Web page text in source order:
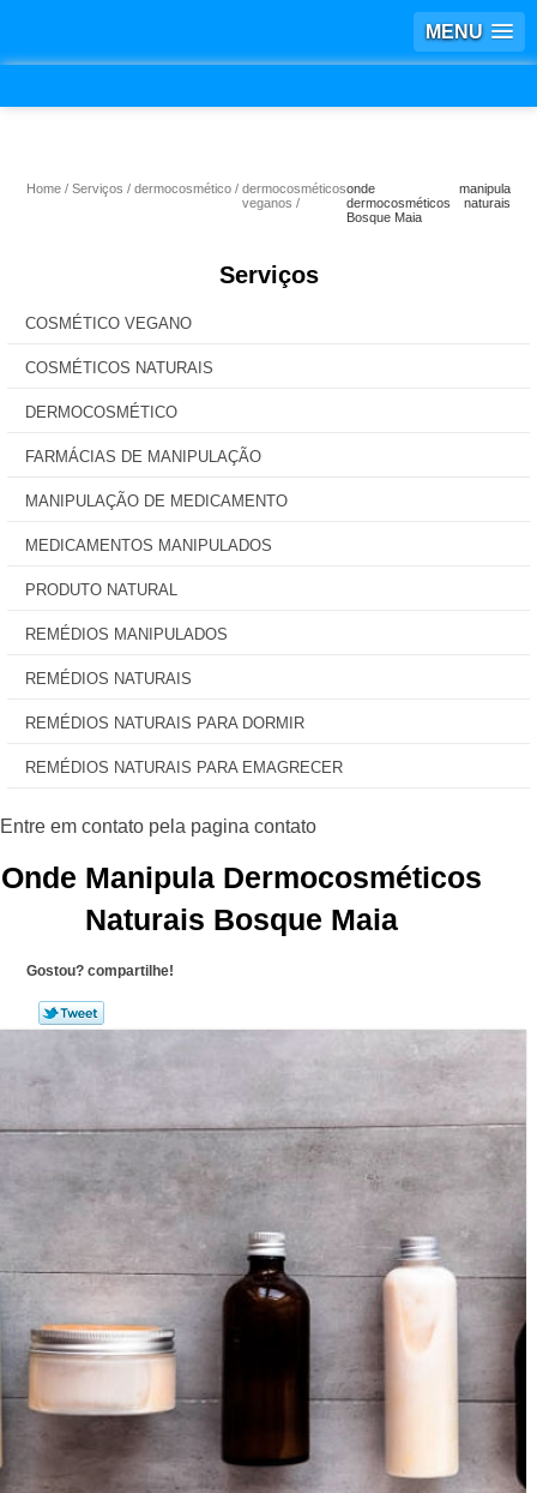
MENU
Home Serviços dermocosmético
dermocosméticos
veganos
onde manipula
dermocosméticos naturais
Bosque Maia
Serviços
COSMÉTICO VEGANO
COSMÉTICOS NATURAIS
DERMOCOSMÉTICO
FARMÁCIAS DE MANIPULAÇÃO
MANIPULAÇÃO DE MEDICAMENTO
MEDICAMENTOS MANIPULADOS
PRODUTO NATURAL
REMÉDIOS MANIPULADOS
REMÉDIOS NATURAIS
REMÉDIOS NATURAIS PARA DORMIR
REMÉDIOS NATURAIS PARA EMAGRECER
Onde Manipula Dermocosméticos
Naturais Bosque Maia
Gostou? compartilhe!